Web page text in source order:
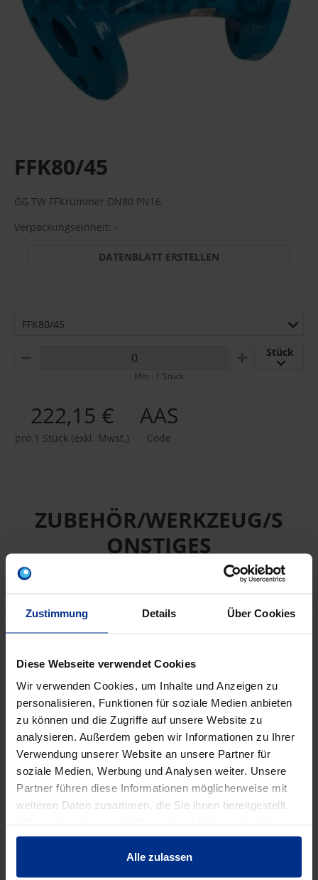
Zustimmung Details Über Cookies
Diese Webseite verwendet Cookies
Wir verwenden Cookies, um Inhalte und Anzeigen zu
personalisieren, Funktionen für soziale Medien anbieten
zu können und die Zugriffe auf unsere Website zu
analysieren. Außerdem geben wir Informationen zu Ihrer
Verwendung unserer Website an unsere Partner für
soziale Medien, Werbung und Analysen weiter. Unsere
Partner führen diese Informationen möglicherweise mit
weiteren Daten zusammen, die Sie ihnen bereitgestellt
gesammelt haben.
Alle zulassen
FFK80/45
GG TW FFKrümmer DN80 PN16
Verpackungseinheit: -
DATENBLATT ERSTELLEN
FFK80/45
MINUS PLUS
Stück
Min.: 1 Stück
222,15 €
pro 1 Stück (exkl. Mwst.)
AAS
Code
ZUBEHÖR/WERKZEUG/S
ONSTIGES
BSCH16RF
Beilagscheibe 16
rostfrei
FGI100-16
Flanschdichtung DN
100 PN16
EIGENSCHAFTEN